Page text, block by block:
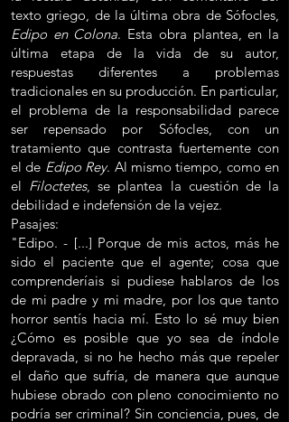
texto griego, de la última obra de Sófocles,
Edipo en Colona. Esta obra plantea, en la
última etapa de la vida de su autor,
respuestas diferentes a problemas
tradicionales en su producción. En particular,
el problema de la responsabilidad parece
ser repensado por Sófocles, con un
tratamiento que contrasta fuertemente con
el de Edipo Rey. Al mismo tiempo, como en
el Filoctetes, se plantea la cuestión de la
debilidad e indefensión de la vejez.
Pasajes:
"Edipo. - [...] Porque de mis actos, más he
sido el paciente que el agente; cosa que
comprenderíais si pudiese hablaros de los
de mi padre y mi madre, por los que tanto
horror sentís hacia mí. Esto lo sé muy bien
¿Cómo es posible que yo sea de índole
depravada, si no he hecho más que repeler
el daño que sufría, de manera que aunque
hubiese obrado con pleno conocimiento no
podría ser criminal? Sin conciencia, pues, de